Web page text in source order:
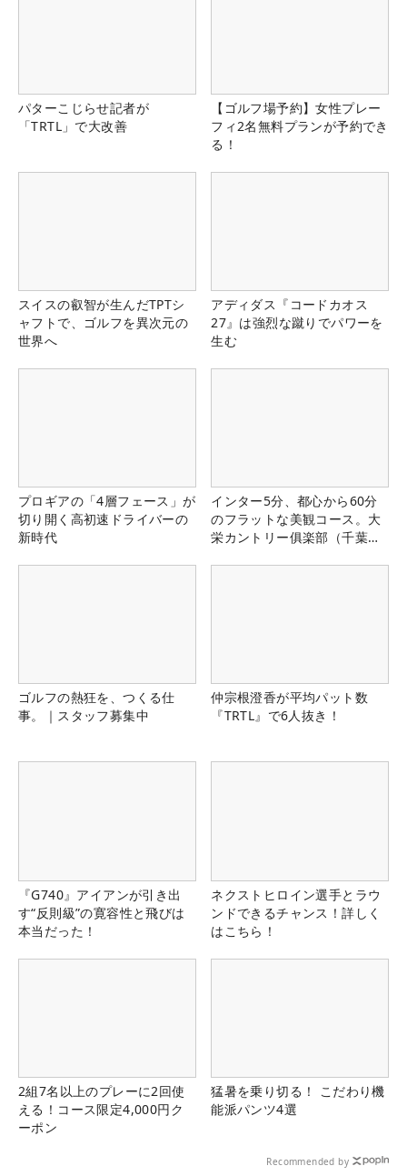
パターこじらせ記者が
「TRTL」で大改善
【ゴルフ場予約】女性プレー
フィ2名無料プランが予約でき
る！
スイスの叡智が生んだTPTシ
ャフトで、ゴルフを異次元の
世界へ
アディダス『コードカオス
27』は強烈な蹴りでパワーを
生む
プロギアの「4層フェース」が
切り開く高初速ドライバーの
新時代
インター5分、都心から60分
のフラットな美観コース。大
栄カントリー俱楽部（千葉
ゴルフの熱狂を、つくる仕
事。｜スタッフ募集中
仲宗根澄香が平均パット数
『TRTL』で6人抜き！
『G740』アイアンが引き出
す“反則級”の寛容性と飛びは
本当だった！
ネクストヒロイン選手とラウ
ンドできるチャンス！詳しく
はこちら！
2組7名以上のプレーに2回使
える！コース限定4,000円ク
ーポン
猛暑を乗り切る！ こだわり機
能派パンツ4選
Recommended by